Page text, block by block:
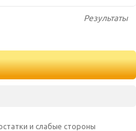
Результаты
и слабые стороны